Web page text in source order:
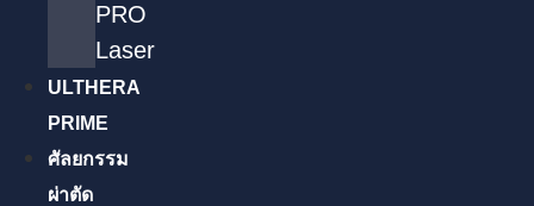
PRO
Laser
ULTHERA
PRIME
ศัลยกรรม
ผ่าตัด